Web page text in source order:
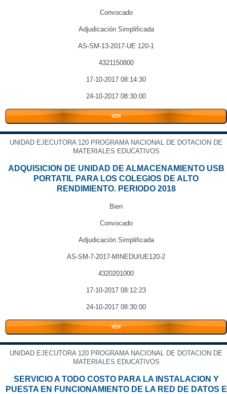
Convocado
Adjudicación Simplificada
AS-SM-13-2017-UE 120-1
4321150800
17-10-2017 08:14:30
24-10-2017 08:30:00
VER
UNIDAD EJECUTORA 120 PROGRAMA NACIONAL DE DOTACION DE
MATERIALES EDUCATIVOS
ADQUISICION DE UNIDAD DE ALMACENAMIENTO USB
PORTATIL PARA LOS COLEGIOS DE ALTO
RENDIMIENTO. PERIODO 2018
Bien
Convocado
Adjudicación Simplificada
AS-SM-7-2017-MINEDU/UE120-2
4320201000
17-10-2017 08:12:23
24-10-2017 08:30:00
VER
UNIDAD EJECUTORA 120 PROGRAMA NACIONAL DE DOTACION DE
MATERIALES EDUCATIVOS
SERVICIO A TODO COSTO PARA LA INSTALACION Y
PUESTA EN FUNCIONAMIENTO DE LA RED DE DATOS E